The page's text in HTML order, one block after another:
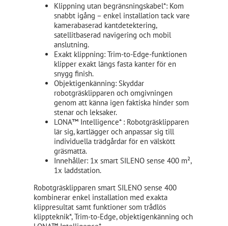
Klippning utan begränsningskabel*: Kom
snabbt igång – enkel installation tack vare
kamerabaserad kantdetektering,
satellitbaserad navigering och mobil
anslutning.
Exakt klippning: Trim-to-Edge-funktionen
klipper exakt längs fasta kanter för en
snygg finish.
Objektigenkänning: Skyddar
robotgräsklipparen och omgivningen
genom att känna igen faktiska hinder som
stenar och leksaker.
LONA™ Intelligence* : Robotgräsklipparen
lär sig, kartlägger och anpassar sig till
individuella trädgårdar för en välskött
gräsmatta.
Innehåller: 1x smart SILENO sense 400 m²,
1x laddstation.
Robotgräsklipparen smart SILENO sense 400
kombinerar enkel installation med exakta
klippresultat samt funktioner som trådlös
klippteknik*, Trim-to-Edge, objektigenkänning och